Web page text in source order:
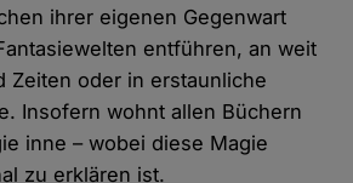
ihrer eigenen Gegenwart
entführen, an weit
Zeiten oder in erstaunliche
Insofern wohnt allen Büchern
inne – wobei diese Magie
zu erklären ist.